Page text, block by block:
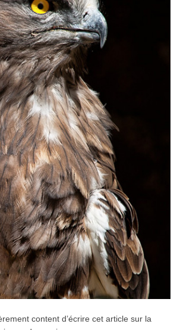
content d’écrire cet article sur la